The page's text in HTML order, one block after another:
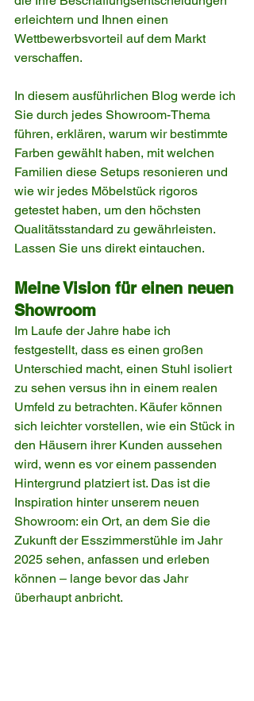
erleichtern und Ihnen einen
Wettbewerbsvorteil auf dem Markt
verschaffen.
In diesem ausführlichen Blog werde ich
Sie durch jedes Showroom-Thema
führen, erklären, warum wir bestimmte
Farben gewählt haben, mit welchen
Familien diese Setups resonieren und
wie wir jedes Möbelstück rigoros
getestet haben, um den höchsten
Qualitätsstandard zu gewährleisten.
Lassen Sie uns direkt eintauchen.
Meine Vision für einen neuen
Showroom
Im Laufe der Jahre habe ich
festgestellt, dass es einen großen
Unterschied macht, einen Stuhl isoliert
zu sehen versus ihn in einem realen
Umfeld zu betrachten. Käufer können
sich leichter vorstellen, wie ein Stück in
den Häusern ihrer Kunden aussehen
wird, wenn es vor einem passenden
Hintergrund platziert ist. Das ist die
Inspiration hinter unserem neuen
Showroom: ein Ort, an dem Sie die
Zukunft der Esszimmerstühle im Jahr
2025 sehen, anfassen und erleben
können – lange bevor das Jahr
überhaupt anbricht.